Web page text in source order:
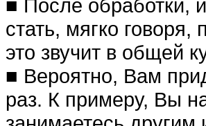
■ После обработки,
стать, мягко
это звучит в общей
■ Вероятно, Вам
раз. К примеру, Вы